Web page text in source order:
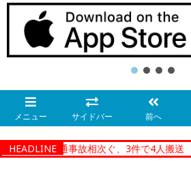
メニュー サイドバー 前へ
HEADLINE
で朝の交通事故相次ぐ、3件で4人搬送